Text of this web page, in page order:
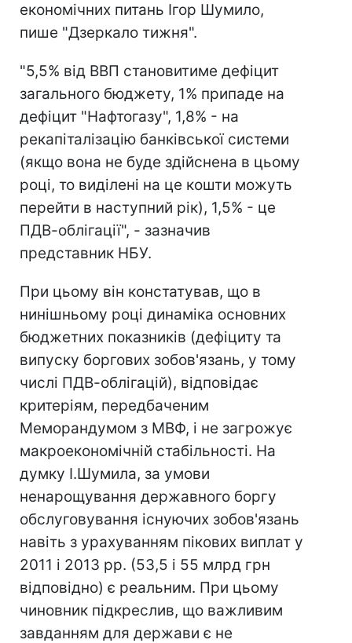
економічних питань Ігор Шумило,
пише "Дзеркало тижня".
"5,5% від ВВП становитиме дефіцит
загального бюджету, 1% припаде на
дефіцит "Нафтогазу", 1,8% - на
рекапіталізацію банківської системи
(якщо вона не буде здійснена в цьому
році, то виділені на це кошти можуть
перейти в наступний рік), 1,5% - це
ПДВ-облігації", - зазначив
представник НБУ.
При цьому він констатував, що в
нинішньому році динаміка основних
бюджетних показників (дефіциту та
випуску боргових зобов'язань, у тому
числі ПДВ-облігацій), відповідає
критеріям, передбаченим
Меморандумом з МВФ, і не загрожує
макроекономічній стабільності. На
думку І.Шумила, за умови
ненарощування державного боргу
обслуговування існуючих зобов'язань
навіть з урахуванням пікових виплат у
2011 і 2013 рр. (53,5 і 55 млрд грн
відповідно) є реальним. При цьому
чиновник підкреслив, що важливим
завданням для держави є не